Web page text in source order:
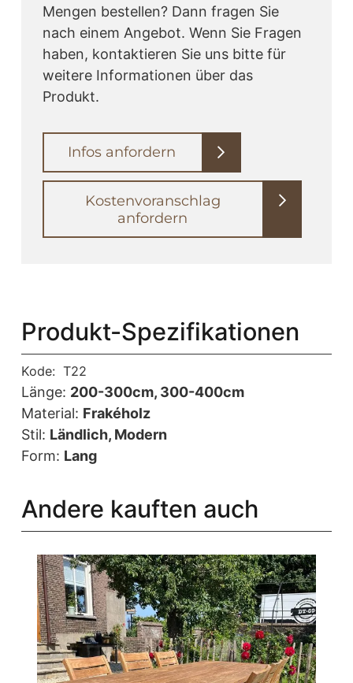
Mengen bestellen? Dann fragen Sie
nach einem Angebot. Wenn Sie Fragen
haben, kontaktieren Sie uns bitte für
weitere Informationen über das
Produkt.
Infos anfordern
Kostenvoranschlag
anfordern
Produkt-Spezifikationen
Kode: T22
Länge: 200-300cm, 300-400cm
Material: Frakéholz
Stil: Ländlich, Modern
Form: Lang
Andere kauften auch